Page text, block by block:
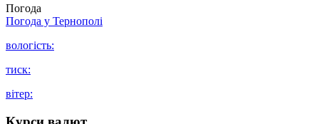
Погода
Погода у Тернополі
вологість:
тиск:
вітер: